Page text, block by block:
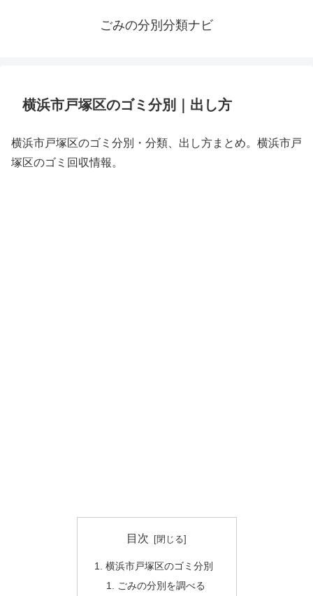
ごみの分別分類ナビ
横浜市戸塚区のゴミ分別｜出し方
横浜市戸塚区のゴミ分別・分類、出し方まとめ。横浜市戸
塚区のゴミ回収情報。
目次
横浜市戸塚区のゴミ分別
ごみの分別を調べる